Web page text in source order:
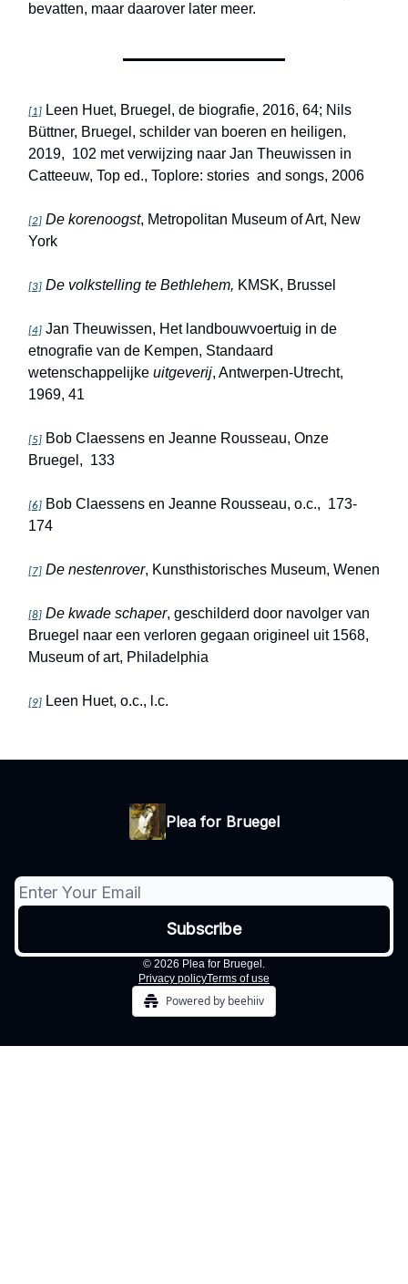
bevatten, maar daarover later meer.
[1] Leen Huet, Bruegel, de biografie, 2016, 64; Nils
Büttner, Bruegel, schilder van boeren en heiligen,
2019, 102 met verwijzing naar Jan Theuwissen in
Catteeuw, Top ed., Toplore: stories and songs, 2006
[2] De korenoogst, Metropolitan Museum of Art, New
York
[3] De volkstelling te Bethlehem, KMSK, Brussel
[4] Jan Theuwissen, Het landbouwvoertuig in de
etnografie van de Kempen, Standaard
wetenschappelijke uitgeverij, Antwerpen-Utrecht,
1969, 41
[5] Bob Claessens en Jeanne Rousseau, Onze
Bruegel, 133
[6] Bob Claessens en Jeanne Rousseau, o.c., 173-
174
[7] De nestenrover, Kunsthistorisches Museum, Wenen
[8] De kwade schaper, geschilderd door navolger van
Bruegel naar een verloren gegaan origineel uit 1568,
Museum of art, Philadelphia
[9] Leen Huet, o.c., l.c.
Plea for Bruegel
© 2026 Plea for Bruegel.
Privacy policyTerms of use
Powered by beehiiv